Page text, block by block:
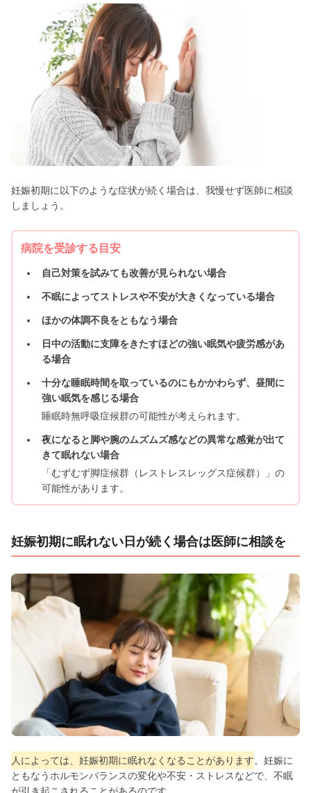
妊娠初期に以下のような症状が続く場合は、我慢せず医師に相談
しましょう。
病院を受診する目安
自己対策を試みても改善が見られない場合
不眠によってストレスや不安が大きくなっている場合
ほかの体調不良をともなう場合
日中の活動に支障をきたすほどの強い眠気や疲労感があ
る場合
十分な睡眠時間を取っているのにもかかわらず、昼間に
強い眠気を感じる場合
睡眠時無呼吸症候群の可能性が考えられます。
夜になると脚や腕のムズムズ感などの異常な感覚が出て
きて眠れない場合
「むずむず脚症候群（レストレスレッグス症候群）」の
可能性があります。
妊娠初期に眠れない日が続く場合は医師に相談を
人によっては、妊娠初期に眠れなくなることがあります。妊娠に
ともなうホルモンバランスの変化や不安・ストレスなどで、不眠
が引き起こされることがあるのです。